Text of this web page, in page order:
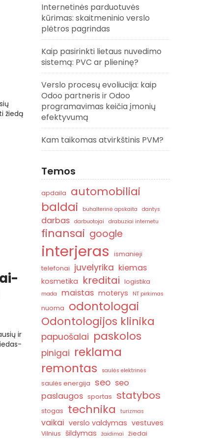
žiedą
ir
Internetinės parduotuvės
kūrimas: skaitmeninio verslo
plėtros pagrindas
Kaip pasirinkti lietaus nuvedimo
sistemą: PVC ar plieninę?
Verslo procesų evoliucija: kaip
Odoo partneris ir Odoo
programavimas keičia įmonių
efektyvumą
Kam taikomas atvirkštinis PVM?
Temos
apdaila automobiliai
baldai buhalterinė apskaita dantys
darbas darbuotojai drabuziai internetu
finansai google
interjeras
ismanieji
telefonai
juvelyrika kiemas
kosmetika kreditai logistika
mada maistas moterys NT pirkimas
nuoma odontologai
Odontologijos klinika
papuošalai paskolos
pinigai reklama
remontas
saulės elektrinės
saulės energija seo seo
paslaugos sportas statybos
stogas technika turizmas
vaikai verslo valdymas vestuves
Vilnius šildymas žaidimai žiedai